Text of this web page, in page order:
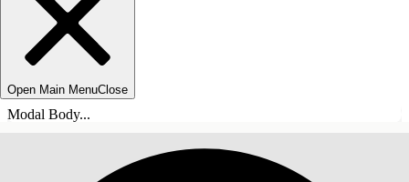
Open Main MenuClose
Modal Body...